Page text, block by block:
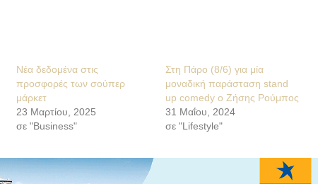
Νέα δεδομένα στις
προσφορές των σούπερ
μάρκετ
23 Μαρτίου, 2025
σε "Business"
Στη Πάρο (8/6) για μία
μοναδική παράσταση stand
up comedy ο Ζήσης Ρούμπος
31 Μαΐου, 2024
σε "Lifestyle"